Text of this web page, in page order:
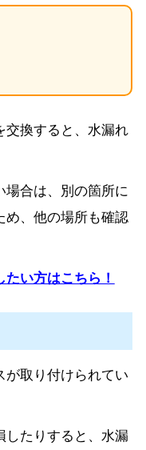
交換すると、水漏れ
合は、別の箇所に
め、他の場所も確認
い方はこちら！
が取り付けられてい
たりすると、水漏